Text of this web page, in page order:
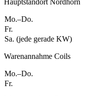
Hauptstandort Nordhorn
Mo.–Do.
Fr.
Sa. (jede gerade KW)
Warenannahme Coils
Mo.–Do.
Fr.